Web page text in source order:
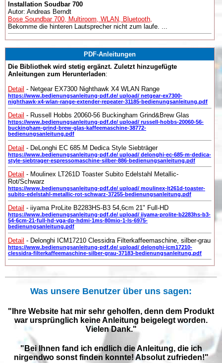
Installation Soudbar 700
Autor: Andreas Berndt
Bose Soundbar 700, Multiroom, WLAN, Bluetooth,
Bekomme die hinteren Lautsprecher nicht zum laufe. ...
PDF-Anleitungen
Die Bibliothek wird stetig ergänzt. Zuletzt hinzugefügte
Anleitungen zum Herunterladen:
Detail - Netgear EX7300 Nighthawk X4 WLAN Range
https://www.bedienungsanleitung-pdf.de/ upload/ netgear-ex7300-
nighthawk-x4-wlan-range-extender-repeater-31185-bedienungsanleitung.pdf
Detail - Russell Hobbs 20060-56 Buckingham Grind&Brew Glas
https://www.bedienungsanleitung-pdf.de/ upload/ russell-hobbs-20060-56-
buckingham-grind-brew-glas-kaffeemaschine-38772-
bedienungsanleitung.pdf
Detail - DeLonghi EC 685.M Dedica Style Siebträger
https://www.bedienungsanleitung-pdf.de/ upload/ delonghi-ec-685-m-dedica-
style-siebtrager-espressomaschine-silber-886-bedienungsanleitung.pdf
Detail - Moulinex LT261D Toaster Subito Edelstahl Metallic-
Rot/Schwarz
https://www.bedienungsanleitung-pdf.de/ upload/ moulinex-lt261d-toaster-
subito-edelstahl-metallic-rot-schwarz-37255-bedienungsanleitung.pdf
Detail - iiyama ProLite B2283HS-B3 54,6cm 21" Full-HD
https://www.bedienungsanleitung-pdf.de/ upload/ iiyama-prolite-b2283hs-b3-
54-6cm-21-full-hd-vga-dp-hdmi-1ms-80mio-1-ls-6975-
bedienungsanleitung.pdf
Detail - Delonghi ICM17210 Clessidra Filterkaffeemaschine, silber-grau
https://www.bedienungsanleitung-pdf.de/ upload/ delonghi-icm17210-
clessidra-filterkaffeemaschine-silber-grau-37183-bedienungsanleitung.pdf
Was unsere Benutzer über uns sagen:
"Ihre Website hat mir sehr geholfen, denn dem Produkt
war ursprünglich keine Anleitung beigelegt worden.
Vielen Dank."
"Bei Ihnen fand ich endlich die Anleitung, die ich
nirgendwo sonst finden konnte! Absolut zufrieden!"